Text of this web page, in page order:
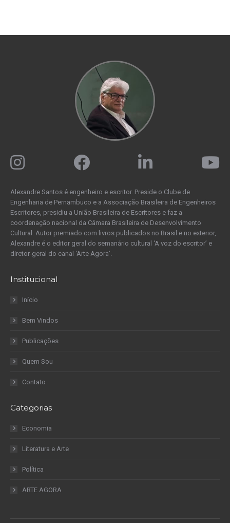
Alexandre Santos é engenheiro e escritor. Preside o Clube de
Engenharia de Pernambuco e a Associação Brasileira de Engenheiros
Escritores, presidiu a União Brasileira de Escritores e faz a
coordenação nacional da Câmara Brasileira de Desenvolvimento
Cultural. Autor premiado com livros publicados no Brasil e no exterior,
Alexandre é o editor geral do semanário cultural ‘A voz do escritor’ e
diretor-geral do canal ‘Arte Agora’.
Institucional
Início
Bem Vindos
Publicações
Quem Sou
Contato
Categorias
Economia
Literatura e Arte
Política
ARTE AGORA